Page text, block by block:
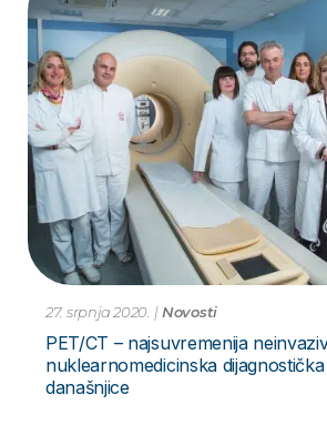
27. srpnja 2020. | Novosti
PET/CT – najsuvremenija
nuklearnomedicinska
današnjice